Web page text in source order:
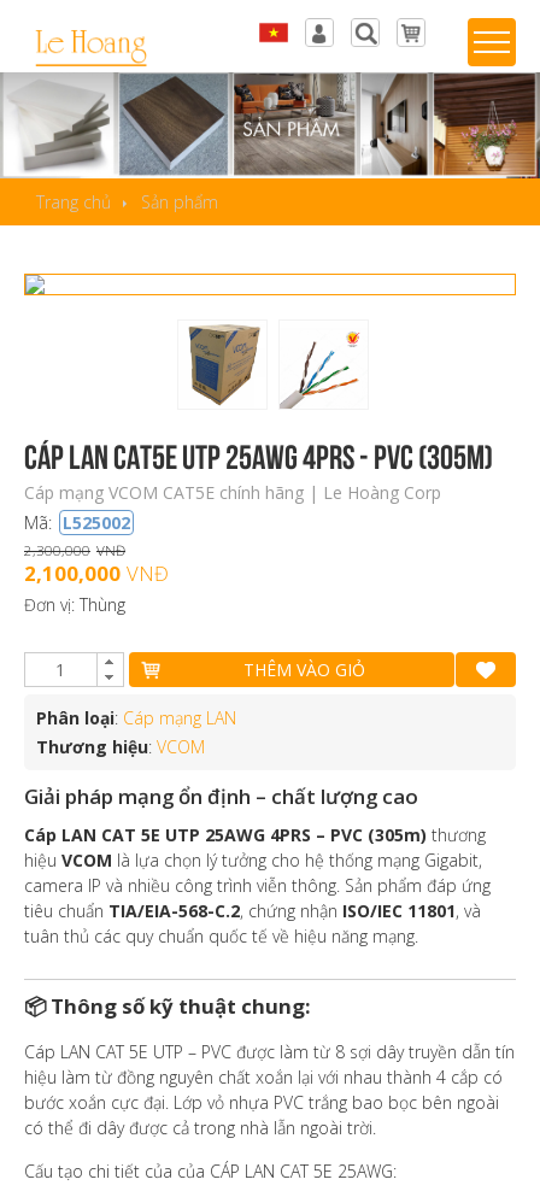
EnglishSản phẩm yêu thích
Trang chủ Sản phẩm
Cáp LAN CAT5E UTP 25AWG 4PRS - PVC (305m)
Cáp mạng VCOM CAT5E chính hãng | Le Hoàng Corp
Mã: L525002
2,300,000 VNĐ
2,100,000 VNĐ
Đơn vị: Thùng
THÊM VÀO GIỎ
Phân loại: Cáp mạng LAN
Thương hiệu: VCOM
Giải pháp mạng ổn định – chất lượng cao
Cáp LAN CAT 5E UTP 25AWG 4PRS – PVC (305m) thương
hiệu VCOM là lựa chọn lý tưởng cho hệ thống mạng Gigabit,
camera IP và nhiều công trình viễn thông. Sản phẩm đáp ứng
tiêu chuẩn TIA/EIA-568-C.2, chứng nhận ISO/IEC 11801, và
tuân thủ các quy chuẩn quốc tế về hiệu năng mạng.
📦Thông số kỹ thuật chung:
Cáp LAN CAT 5E UTP – PVC được làm từ 8 sợi dây truyền dẫn tín
hiệu làm từ đồng nguyên chất xoắn lại với nhau thành 4 cắp có
bước xoắn cực đại. Lớp vỏ nhựa PVC trắng bao bọc bên ngoài
có thể đi dây được cả trong nhà lẫn ngoài trời.
Cấu tạo chi tiết của của CÁP LAN CAT 5E 25AWG: